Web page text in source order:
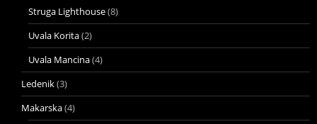
Struga Lighthouse(8)
Uvala Korita(2)
Uvala Mancina(4)
Ledenik(3)
Makarska(4)